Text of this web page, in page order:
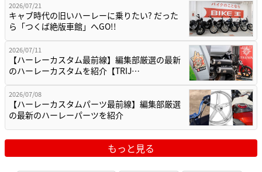
2026/07/21
キャブ時代の旧いハーレーに乗りたい? だった
ら「つくば絶版車館」へGO!!
2026/07/11
【ハーレーカスタム最前線】編集部厳選の最新
のハーレーカスタムを紹介【TRIJ…
2026/07/08
【ハーレーカスタムパーツ最前線】編集部厳選
の最新のハーレーパーツを紹介
もっと見る